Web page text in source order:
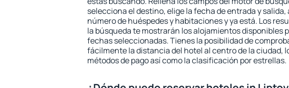
selecciona el destino, elige la fecha de entrada y salida,
número de huéspedes y habitaciones y ya está. Los
la búsqueda te mostrarán los alojamientos disponibles
fechas seleccionadas. Tienes la posibilidad de
fácilmente la distancia del hotel al centro de la ciudad,
métodos de pago así como la clasificación por estrellas.